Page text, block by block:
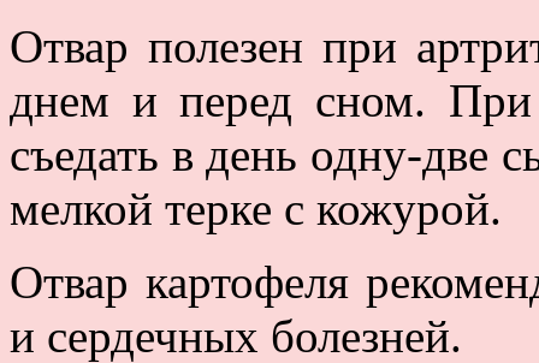
Отвар полезен при
днем и перед сном. При
съедать в день одну-две
мелкой терке с кожурой.
Отвар картофеля
и сердечных болезней.